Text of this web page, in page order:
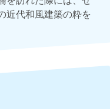
近代和風建築の粋を